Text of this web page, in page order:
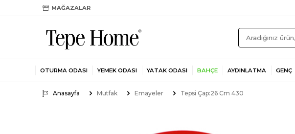
MAĞAZALAR
OTURMA ODASI YEMEK ODASI YATAK ODASI BAHÇE AYDINLATMA GENÇ
Anasayfa Mutfak Emayeler Tepsi Çap:26 Cm 430